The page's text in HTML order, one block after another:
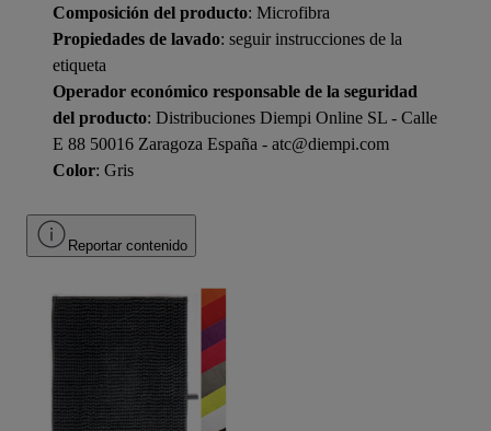
Composición del producto: Microfibra
Propiedades de lavado: seguir instrucciones de la
etiqueta
Operador económico responsable de la seguridad
del producto: Distribuciones Diempi Online SL - Calle
E 88 50016 Zaragoza España - atc@diempi.com
Color: Gris
Reportar contenido